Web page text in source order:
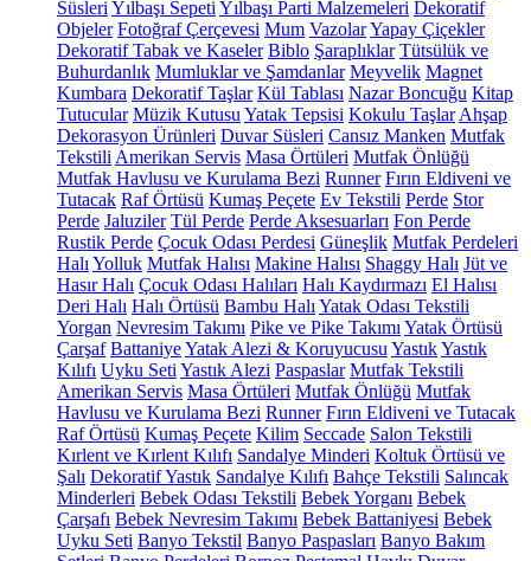
Süsleri Yılbaşı Sepeti Yılbaşı Parti Malzemeleri Dekoratif
Objeler Fotoğraf Çerçevesi Mum VazolarYapay Çiçekler
Dekoratif Tabak ve Kaseler Biblo Şaraplıklar Tütsülük ve
Buhurdanlık Mumluklar ve Şamdanlar Meyvelik Magnet
Kumbara Dekoratif Taşlar Kül Tablası Nazar Boncuğu Kitap
Tutucular Müzik Kutusu Yatak Tepsisi Kokulu Taşlar Ahşap
Dekorasyon Ürünleri Duvar Süsleri Cansız Manken Mutfak
Tekstili Amerikan Servis Masa Örtüleri Mutfak Önlüğü
Mutfak Havlusu ve Kurulama Bezi Runner Fırın Eldiveni ve
Tutacak Raf Örtüsü Kumaş Peçete Ev Tekstili Perde Stor
Perde Jaluziler Tül Perde Perde Aksesuarları Fon Perde
Rustik Perde Çocuk Odası Perdesi Güneşlik Mutfak Perdeleri
Halı Yolluk Mutfak Halısı Makine Halısı Shaggy Halı Jüt ve
Hasır Halı Çocuk Odası Halıları Halı Kaydırmazı El Halısı
Deri Halı Halı Örtüsü Bambu Halı Yatak Odası Tekstili
Yorgan Nevresim Takımı Pike ve Pike Takımı Yatak Örtüsü
Çarşaf BattaniyeYatak Alezi & Koruyucusu YastıkYastık
Kılıfı Uyku Seti Yastık Alezi Paspaslar Mutfak Tekstili
Amerikan Servis Masa Örtüleri Mutfak Önlüğü Mutfak
Havlusu ve Kurulama Bezi Runner Fırın Eldiveni ve Tutacak
Raf Örtüsü Kumaş Peçete Kilim Seccade Salon Tekstili
Kırlent ve Kırlent Kılıfı Sandalye Minderi Koltuk Örtüsü ve
Şalı Dekoratif Yastık Sandalye Kılıfı Bahçe Tekstili Salıncak
Minderleri Bebek Odası Tekstili Bebek Yorganı Bebek
Çarşafı Bebek Nevresim Takımı Bebek Battaniyesi Bebek
Uyku Seti Banyo Tekstil Banyo Paspasları Banyo Bakım